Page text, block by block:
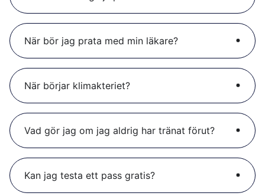
När bör jag prata med min läkare?
När börjar klimakteriet?
Vad gör jag om jag aldrig har tränat förut?
Kan jag testa ett pass gratis?